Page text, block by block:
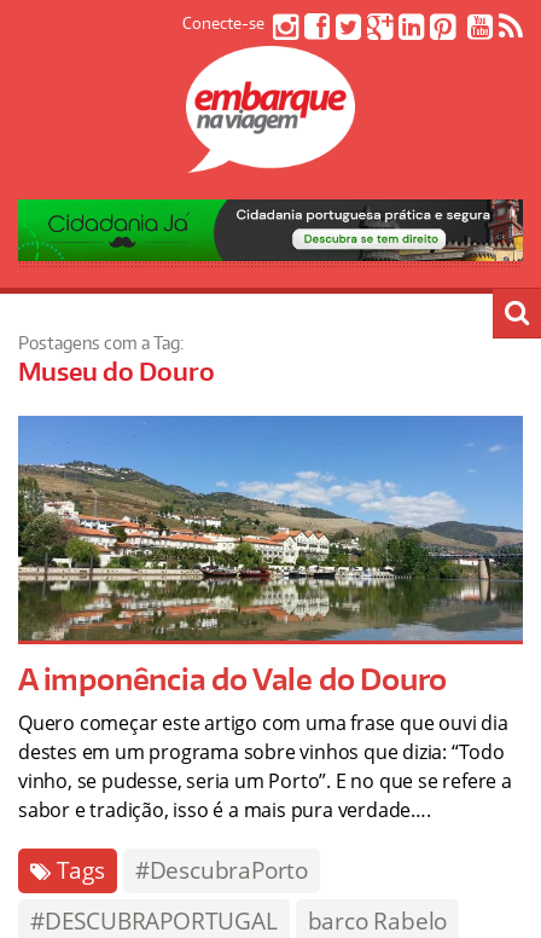
Conecte-se
Postagens com a Tag:
Museu do Douro
A imponência do Vale do Douro
Quero começar este artigo com uma frase que ouvi dia
destes em um programa sobre vinhos que dizia: “Todo
vinho, se pudesse, seria um Porto”. E no que se refere a
sabor e tradição, isso é a mais pura verdade….
Tags
#DescubraPorto
#DESCUBRAPORTUGAL
barco Rabelo